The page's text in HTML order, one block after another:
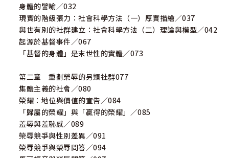
身體的譬喻／032
現實的階級張力：社會科學方法（一）厚實描繪／037
與世有別的社群建立：社會科學方法（二）理論與模型／042
起源於基督事件／067
「基督的身體」是末世性的實體／073
第二章 重劃榮辱的另類社群077
集體主義的社會／080
榮耀：地位與價值的宣告／084
「歸屬的榮耀」與「贏得的榮耀」／085
羞辱與羞恥感／089
榮辱競爭與性別差異／091
榮辱競爭與榮辱問答／094